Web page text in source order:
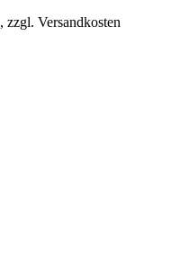
Versandkosten